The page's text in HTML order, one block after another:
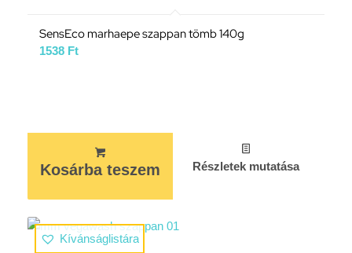
SensEco marhaepe szappan tömb 140g
1538 Ft
Kosárba teszem Részletek mutatása
Kívánságlistára